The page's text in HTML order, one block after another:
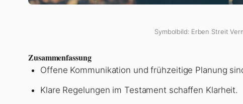
Symbolbild: Erben Streit
Zusammenfassung
Offene Kommunikation und frühzeitige Planung
Klare Regelungen im Testament schaffen Klarheit.